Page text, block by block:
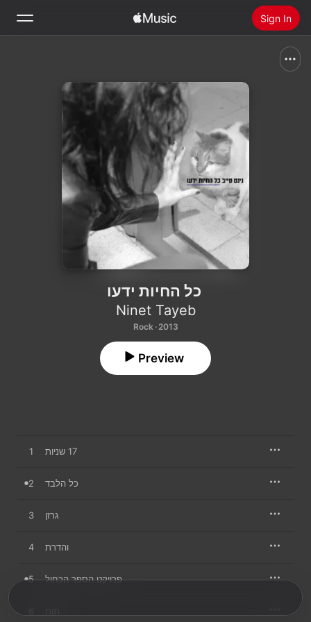
Sign In
Radio
Install Apple Music
כל החיות ידעו
Ninet Tayeb
Rock · 2013
Preview
1 17 שניות
2 כל הלבד
3 גרזן
4 והדרת
5 פרויקט הספר הכחול